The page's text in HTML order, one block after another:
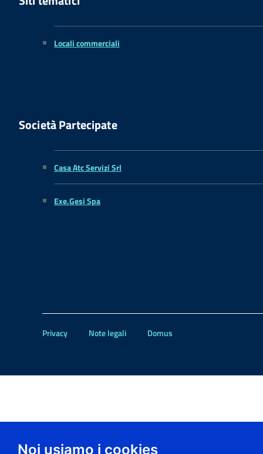
Noi usiamo i cookies
Locali commerciali
Società Partecipate
Casa Atc Servizi Srl
Exe.Gesi Spa
Privacy Note legali Domus